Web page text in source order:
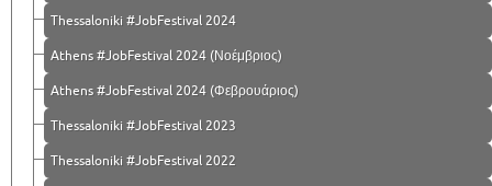
Thessaloniki #JobFestival 2024
Athens #JobFestival 2024 (Νοέμβριος)
Athens #JobFestival 2024 (Φεβρουάριος)
Thessaloniki #JobFestival 2023
Thessaloniki #JobFestival 2022